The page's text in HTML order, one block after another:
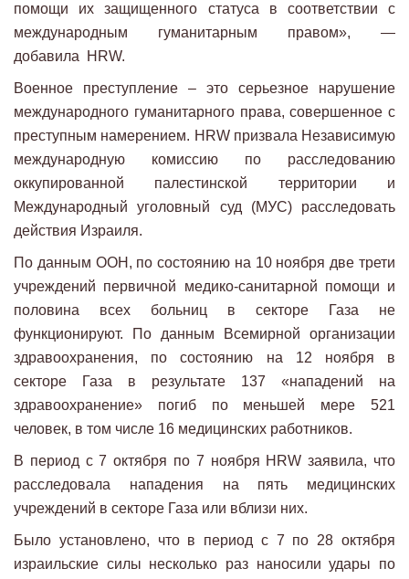
помощи их защищенного статуса в соответствии с
международным гуманитарным правом», —
добавила HRW.
Военное преступление – это серьезное нарушение
международного гуманитарного права, совершенное с
преступным намерением. HRW призвала Независимую
международную комиссию по расследованию
оккупированной палестинской территории и
Международный уголовный суд (МУС) расследовать
действия Израиля.
По данным ООН, по состоянию на 10 ноября две трети
учреждений первичной медико-санитарной помощи и
половина всех больниц в секторе Газа не
функционируют. По данным Всемирной организации
здравоохранения, по состоянию на 12 ноября в
секторе Газа в результате 137 «нападений на
здравоохранение» погиб по меньшей мере 521
человек, в том числе 16 медицинских работников.
В период с 7 октября по 7 ноября HRW заявила, что
расследовала нападения на пять медицинских
учреждений в секторе Газа или вблизи них.
Было установлено, что в период с 7 по 28 октября
израильские силы несколько раз наносили удары по